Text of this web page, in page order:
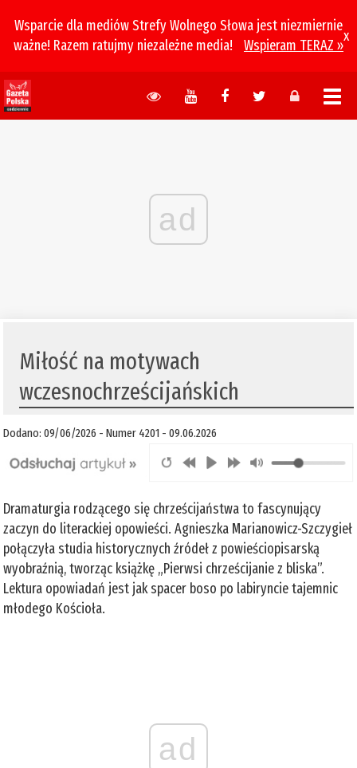
Wsparcie dla mediów Strefy Wolnego Słowa jest niezmiernie
ważne! Razem ratujmy niezależne media!
Wspieram TERAZ »
x
ad
Miłość na motywach
wczesnochrześcijańskich
Dodano: 09/06/2026 - Numer 4201 - 09.06.2026
Dramaturgia rodzącego się chrześcijaństwa to fascynujący
zaczyn do literackiej opowieści. Agnieszka Marianowicz-Szczygieł
połączyła studia historycznych źródeł z powieściopisarską
wyobraźnią, tworząc książkę „Pierwsi chrześcijanie z bliska”.
Lektura opowiadań jest jak spacer boso po labiryncie tajemnic
młodego Kościoła.
ad